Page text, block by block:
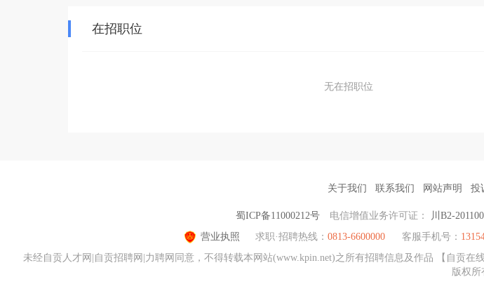
在招职位
无在招职位
关于我们 联系我们 网站声明 投
蜀ICP备11000212号 电信增值业务许可证： 川B2-
营业执照
求职·招聘热线： 0813-6600000 客服手机号：
未经自贡人才网|自贡招聘网|力聘网同意，不得转载本网站(www.kpin.net)之所有招聘信息及作品 【自贡在
版权所